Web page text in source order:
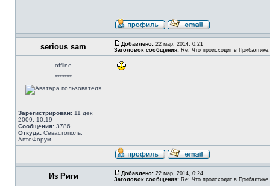
serious sam Добавлено: 22 мар, 2014, 0:21
Заголовок сообщения: Re: Что происходит в Прибалтике.
offline
*******
Зарегистрирован: 11 дек,
2009, 10:19
Сообщения: 3786
Откуда: Севастополь.
АвтоФорум.
Из Риги Добавлено: 22 мар, 2014, 0:24
Заголовок сообщения: Re: Что происходит в Прибалтике.